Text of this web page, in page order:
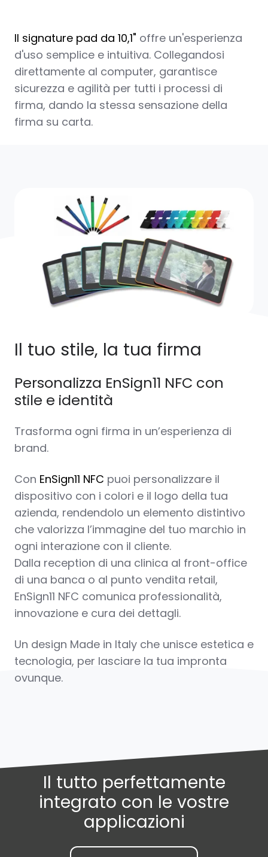
Il signature pad da 10,1" offre un'esperienza
d'uso semplice e intuitiva. Collegandosi
direttamente al computer, garantisce
sicurezza e agilità per tutti i processi di
firma, dando la stessa sensazione della
firma su carta.
Il tuo stile, la tua firma
Personalizza EnSign11 NFC con
stile e identità
Trasforma ogni firma in un’esperienza di
brand.
Con EnSign11 NFC puoi personalizzare il
dispositivo con i colori e il logo della tua
azienda, rendendolo un elemento distintivo
che valorizza l’immagine del tuo marchio in
ogni interazione con il cliente.
Dalla reception di una clinica al front-office
di una banca o al punto vendita retail,
EnSign11 NFC comunica professionalità,
innovazione e cura dei dettagli.
Un design Made in Italy che unisce estetica e
tecnologia, per lasciare la tua impronta
ovunque.
Il tutto perfettamente
integrato con le vostre
applicazioni